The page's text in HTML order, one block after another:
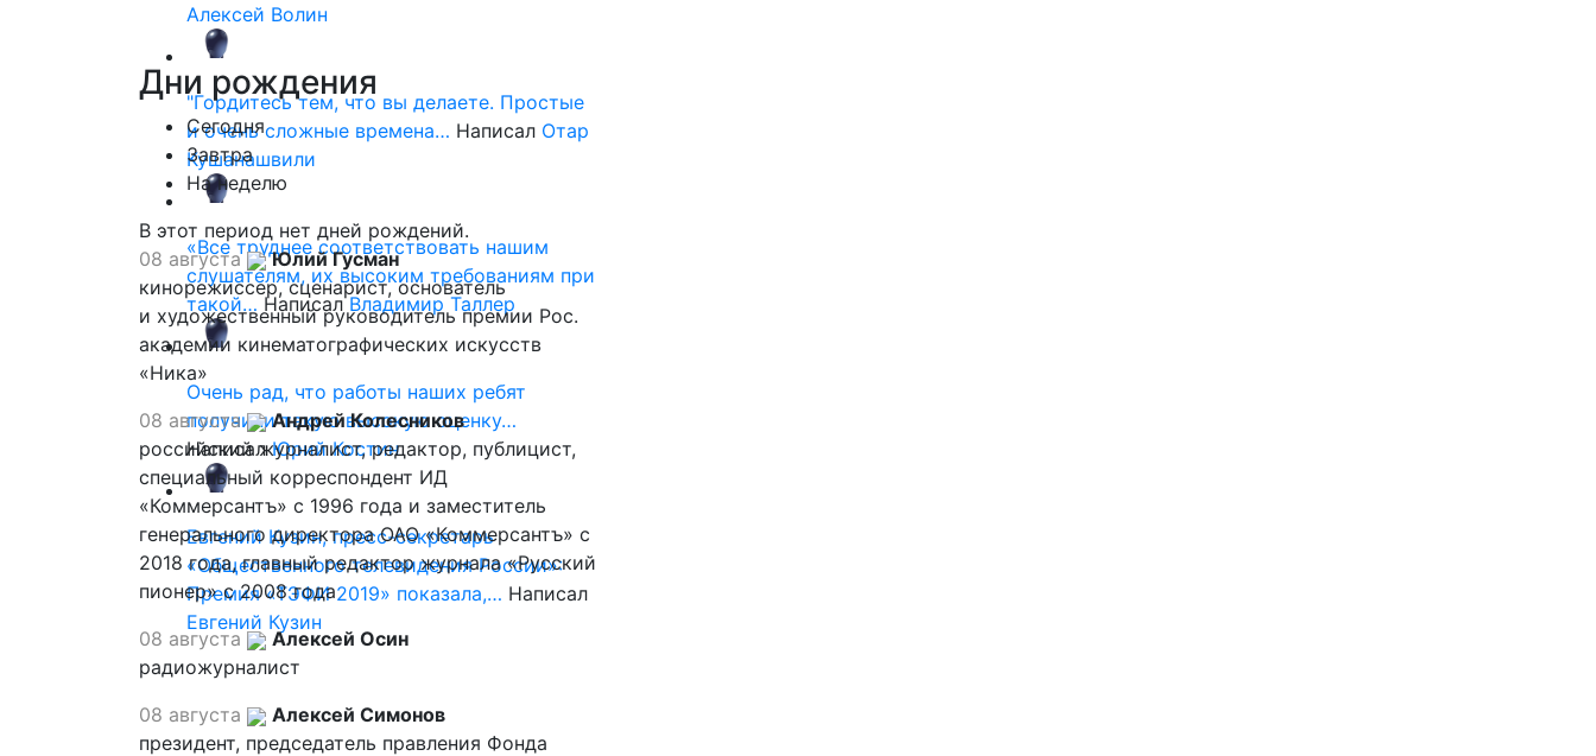
Алексей Волин
"Гордитесь тем, что вы делаете. Простые
и очень сложные времена… Написал Отар
Кушанашвили
«Все труднее соответствовать нашим
слушателям, их высоким требованиям при
такой… НаписалВладимир Таллер
Очень рад, что работы наших ребят
получили такую высокую оценку…
НаписалЮрий Костин
Евгений Кузин, пресс-секретарь
«Общественного телевидения России»:
Премия «ТЭФИ 2019» показала,… Написал
Евгений Кузин
Дни рождения
Сегодня
Завтра
На неделю
В этот период нет дней рождений.
08 августа
Юлий Гусман
кинорежиссер, сценарист, основатель
и художественный руководитель премии Рос.
академии кинематографических искусств
«Ника»
08 августа
Андрей Колесников
российский журналист, редактор, публицист,
специальный корреспондент ИД
«Коммерсантъ» с 1996 года и заместитель
генерального директора ОАО «Коммерсантъ» с
2018 года, главный редактор журнала «Русский
пионер» с 2008 года
08 августа
Алексей Осин
радиожурналист
08 августа
Алексей Симонов
президент, председатель правления Фонда